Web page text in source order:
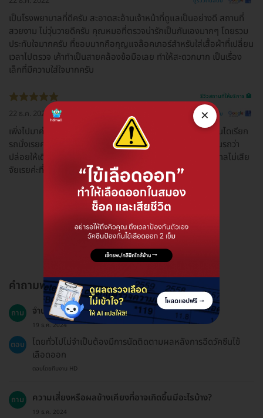
เป็นโรงพยาบาลที่ดีครับ สะอาดสะอ้านเจ้าหน้าที่ดูแลเป็นอย่างดี สถานที่
สวยงาม ไม่วุ่นวายดีครับ คุณหมอที่ตรวจน่ารักเป็นกันเองมากๆ โดยรวม
ประทับใจมากครับ ที่ชอบมากคือกุญแจล๊อคเกอร์สำหรับใส่เสื้อผ้าที่เปลี่ยน
เวลาไปตรวจ เค้าทำเป็นสายคล้องข้อมือเลย ทำให้สะดวกมาก เป็นเรื่อง
เล็กที่มีความใส่ใจมากครับ
รีวิวสถานที่ให้บริการ 🏥
22 ธ.ค. 2022 ดูรีวิวต้นฉบับ
เพิ่งไปมาค่ะสาเหตุที่ไปเพราะตกบันไดพอไปถึงพยาบาลรุ้ว่าตกบันไดเรียก
รถนั่งเรยค่ะทุกอย่างรวดเร็วมากขากลับพยาบาลแอบดุบุรุษที่เข็นรถว่า
ปล่อยให้เดินมาได้งัยเดินแค่3-4ก้าวไม่เป็นรัยหรอกค่ะคุณพยาบาลไม่เสีย
จัยเรยค่ะที่เลือกประกันสังคมของที่นี่
คำถามพบบ่อย
ถาม จำนวนการนัดติดตามผลหลังการฉีดวัคซีนมีเท่าใด?
19 ธ.ค. 2024
ตอบ
โดยทั่วไปไม่จำเป็นต้องมีการนัดติดตามผลหลังการฉีดวัคซีนไข้
เลือดออก
ตอบโดยทีมงาน HD
ถาม ความเสี่ยงหรือผลข้างเคียงที่อาจเกิดขึ้นมีอะไรบ้าง?
19 ธ.ค. 2024
×